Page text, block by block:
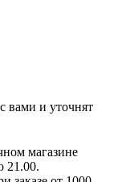
вами и уточнят
магазине
21.00.